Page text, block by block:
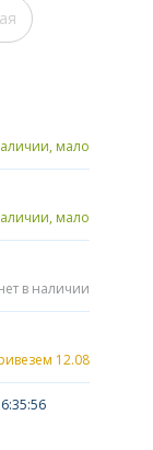
мало
мало
в наличии
12.08